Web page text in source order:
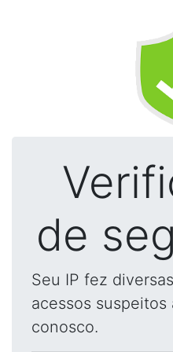
de
Seu IP fez
acessos
conosco.